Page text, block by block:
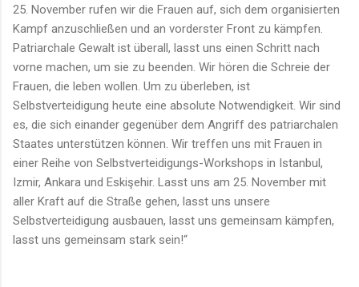
25. November rufen wir die Frauen auf, sich dem organisierten
Kampf anzuschließen und an vorderster Front zu kämpfen.
Patriarchale Gewalt ist überall, lasst uns einen Schritt nach
vorne machen, um sie zu beenden. Wir hören die Schreie der
Frauen, die leben wollen. Um zu überleben, ist
Selbstverteidigung heute eine absolute Notwendigkeit. Wir sind
es, die sich einander gegenüber dem Angriff des patriarchalen
Staates unterstützen können. Wir treffen uns mit Frauen in
einer Reihe von Selbstverteidigungs-Workshops in Istanbul,
Izmir, Ankara und Eskişehir. Lasst uns am 25. November mit
aller Kraft auf die Straße gehen, lasst uns unsere
Selbstverteidigung ausbauen, lasst uns gemeinsam kämpfen,
lasst uns gemeinsam stark sein!“